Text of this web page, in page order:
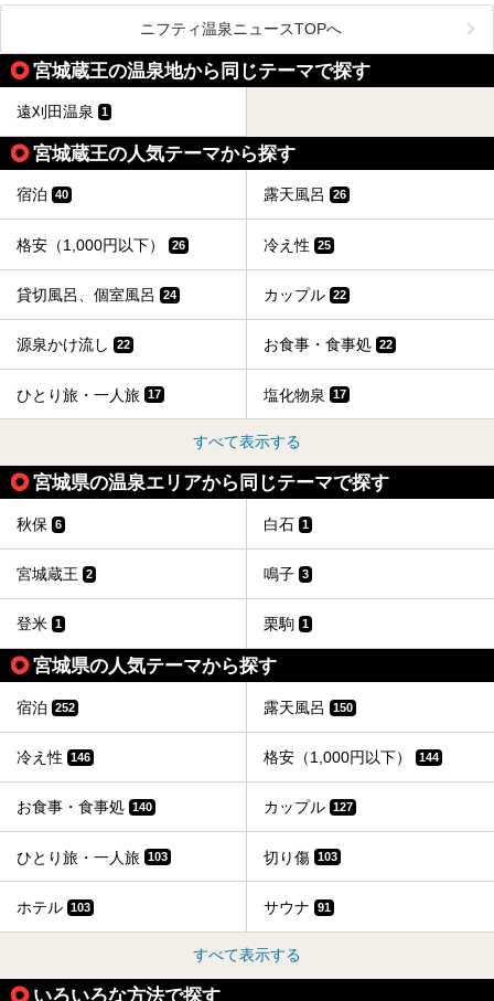
関西空港や吉川美南（埼玉県）に続いて仙台市若林区に202
2年4月にオープンした「アクアイグニス仙台」は、日帰り
温泉の「藤塚の湯」、マルシェ リアン、和食「笠庵」、イ
タリアン「グリーチネ」、ベーカリー「マリアージュ ドゥ
ファリーヌ」、スイーツの「コンフィチュール アッシュ」
と「ル ショコラ ドゥ アッシュ」、そしてカフェ「猿田彦珈
この「アクアイグニス仙台」の魅力を探りにお出かけしてき
ました。
ニフティ温泉ニュースTOPへ
宮城蔵王の温泉地から同じテーマで探す
遠刈田温泉 1
宮城蔵王の人気テーマから探す
宿泊 40 露天風呂 26
格安（1,000円以下） 26 冷え性 25
貸切風呂、個室風呂 24 カップル 22
源泉かけ流し 22 お食事・食事処 22
ひとり旅・一人旅 17 塩化物泉 17
すべて表示する
宮城県の温泉エリアから同じテーマで探す
秋保 6 白石 1
宮城蔵王 2 鳴子 3
登米 1 栗駒 1
宮城県の人気テーマから探す
宿泊 252 露天風呂 150
冷え性 146 格安（1,000円以下） 144
お食事・食事処 140 カップル 127
ひとり旅・一人旅 103 切り傷 103
ホテル 103 サウナ 91
すべて表示する
いろいろな方法で探す